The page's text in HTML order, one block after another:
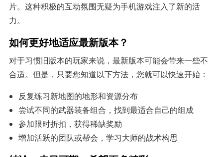
片。这种积极的互动氛围无疑为手机游戏注入了新的活
力。
如何更好地适应最新版本？
对于习惯旧版本的玩家来说，最新版本可能会带来一些不
合适。但是，只要您知道以下方法，您就可以快速开始：
反复练习新地图的地形和资源分布
尝试不同的武器装备组合，找到最适合自己的组成
参加限时折扣，获得稀缺奖励
增加活跃的团队或帮会，学习大师的战术构思